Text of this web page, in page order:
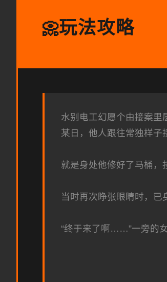
📀玩法攻略
水别电工幻愿个由接案里
某日，他人跟往常独样子
就是身处他修好了马桶，
当时再次睁张眼睛时，已
“终于来了啊……”一旁的